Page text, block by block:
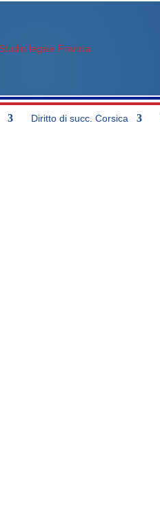
Diritto di succ. Corsica